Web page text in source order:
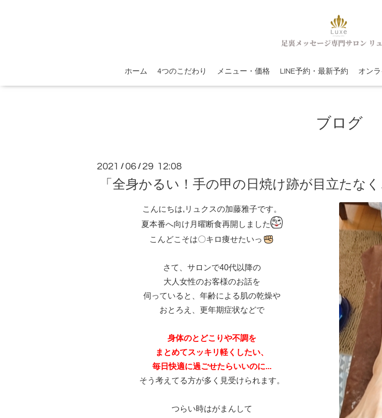
ホーム 4つのこだわり メニュー・価格 LINE予約・最新予約 オン
ブログ
2021 / 06 / 29 12:08
「全身かるい！手の甲の日焼け跡が目立たな
こんにちは,リュクスの加藤雅子です。
夏本番へ向け月曜断食再開しました
こんどこそは〇キロ痩せたいっ
さて、サロンで40代以降の
大人女性のお客様のお話を
伺っていると、年齢による肌の乾燥や
おとろえ、更年期症状などで
身体のとどこりや不調を
まとめてスッキリ軽くしたい、
毎日快適に過ごせたらいいのに...
そう考えてる方が多く見受けられます。
つらい時はがまんして